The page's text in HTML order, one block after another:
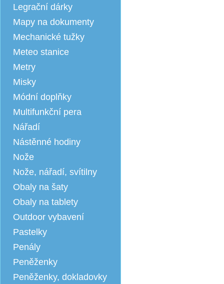
Legrační dárky
Mapy na dokumenty
Mechanické tužky
Meteo stanice
Metry
Misky
Módní doplňky
Multifunkční pera
Nářadí
Nástěnné hodiny
Nože
Nože, nářadí, svítilny
Obaly na šaty
Obaly na tablety
Outdoor vybavení
Pastelky
Penály
Peněženky
Peněženky, dokladovky